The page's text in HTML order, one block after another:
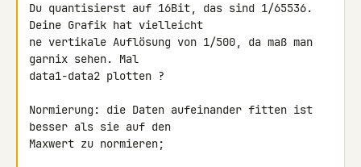
Du quantisierst auf 16Bit, das sind 1/65536.
Deine Grafik hat vielleicht
ne vertikale Auflösung von 1/500, da maß man
garnix sehen. Mal
data1-data2 plotten ?
Normierung: die Daten aufeinander fitten ist
besser als sie auf den
Maxwert zu normieren;